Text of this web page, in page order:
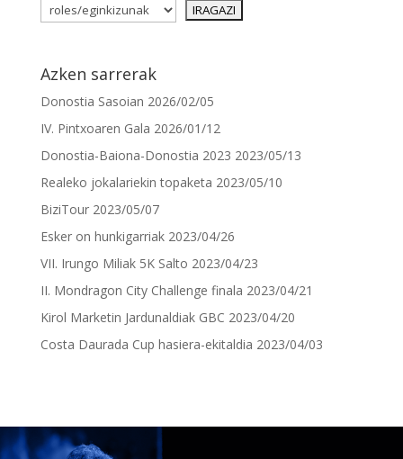
Azken sarrerak
Donostia Sasoian 2026/02/05
IV. Pintxoaren Gala 2026/01/12
Donostia-Baiona-Donostia 2023 2023/05/13
Realeko jokalariekin topaketa 2023/05/10
BiziTour 2023/05/07
Esker on hunkigarriak 2023/04/26
VII. Irungo Miliak 5K Salto 2023/04/23
II. Mondragon City Challenge finala 2023/04/21
Kirol Marketin Jardunaldiak GBC 2023/04/20
Costa Daurada Cup hasiera-ekitaldia 2023/04/03